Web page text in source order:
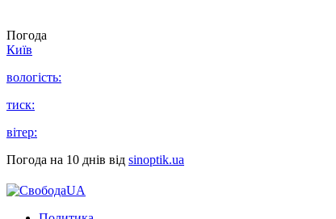
Погода
Київ
вологість:
тиск:
вітер:
Погода на 10 днів від sinoptik.ua